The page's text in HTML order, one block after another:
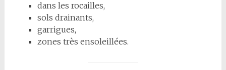
dans les rocailles,
sols drainants,
garrigues,
zones très ensoleillées.